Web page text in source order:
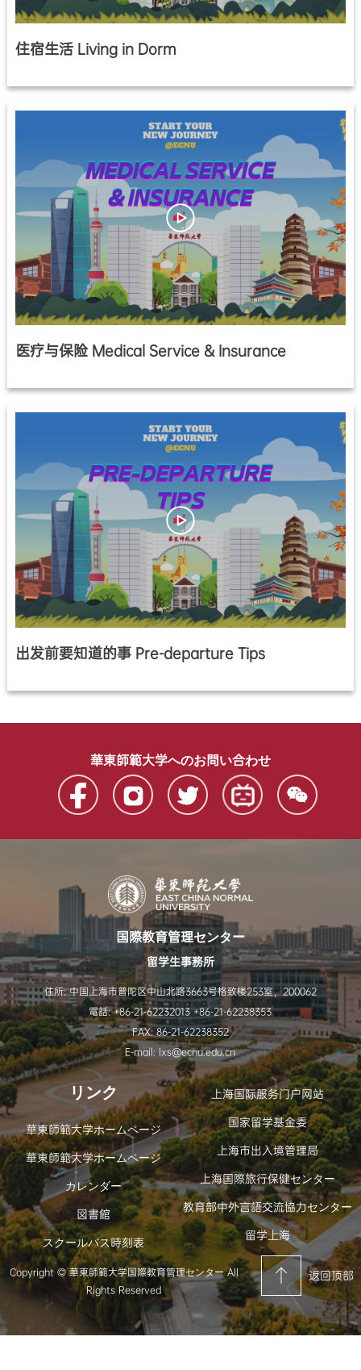
住宿生活 Living in Dorm
医疗与保险 Medical Service & Insurance
出发前要知道的事 Pre-departure Tips
華東師範大学へのお問い合わせ
国際教育管理センター
留学生事務所
住所: 中国上海市普陀区中山北路3663号格致楼253室，200062
電話: +86-21-62232013 +86-21-62238353
FAX: 86-21-62238352
E-mail: lxs@ecnu.edu.cn
リンク
華東師範大学ホームページ
華東師範大学ホームページ
カレンダー
図書館
スクールバス時刻表
上海国际服务门户网站
国家留学基金委
上海市出入境管理局
上海国際旅行保健センター
教育部中外言語交流協力センター
留学上海
Copyright © 華東師範大学国際教育管理センター All
Rights Reserved
返回顶部